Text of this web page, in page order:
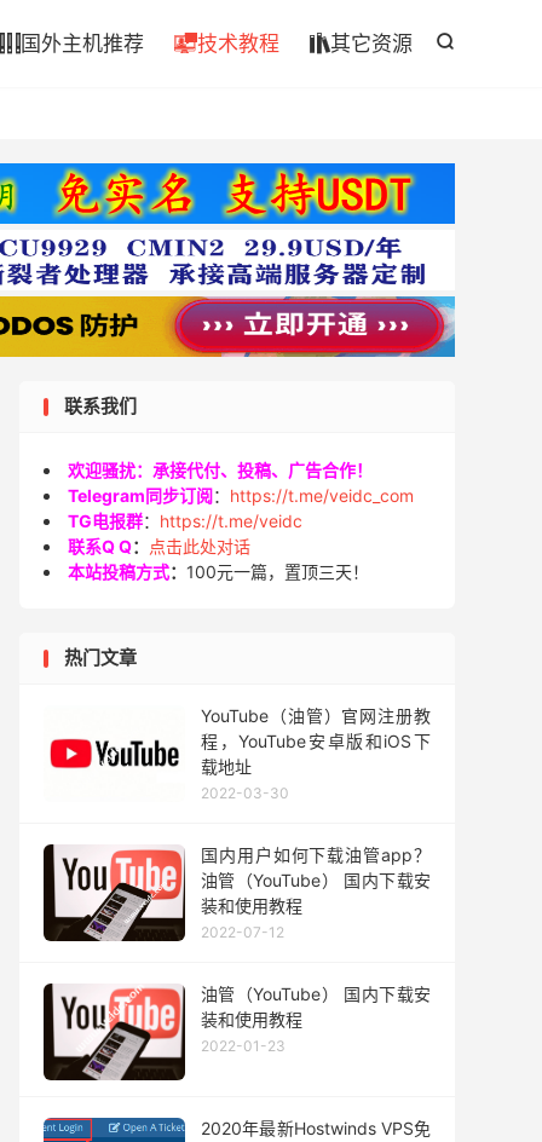

 国外主机推荐 技术教程 其它资源
联系我们
欢迎骚扰：承接代付、投稿、广告合作！
Telegram同步订阅： https://t.me/veidc_com
TG电报群： https://t.me/veidc
联系Q Q：
点击此处对话
本站投稿方式： 100元一篇，置顶三天！
热门文章
YouTube（油管）官网注册教
程，YouTube安卓版和iOS下
载地址
2022-03-30
国内用户如何下载油管app？
油管（YouTube） 国内下载安
装和使用教程
2022-07-12
油管（YouTube） 国内下载安
装和使用教程
2022-01-23
2020年最新Hostwinds VPS免